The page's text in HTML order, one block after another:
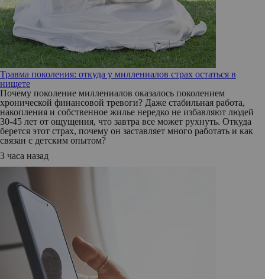
Травма поколения: откуда у миллениалов страх остаться в
нищете
Почему поколение миллениалов оказалось поколением
хронической финансовой тревоги? Даже стабильная работа,
накопления и собственное жилье нередко не избавляют людей
30-45 лет от ощущения, что завтра все может рухнуть. Откуда
берется этот страх, почему он заставляет много работать и как
связан с детским опытом?
3 часа назад